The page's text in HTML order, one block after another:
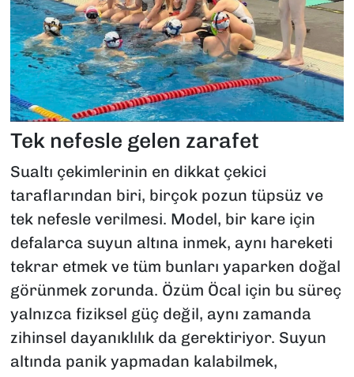
Tek nefesle gelen zarafet
Sualtı çekimlerinin en dikkat çekici
taraflarından biri, birçok pozun tüpsüz ve
tek nefesle verilmesi. Model, bir kare için
defalarca suyun altına inmek, aynı hareketi
tekrar etmek ve tüm bunları yaparken doğal
görünmek zorunda. Özüm Öcal için bu süreç
yalnızca fiziksel güç değil, aynı zamanda
zihinsel dayanıklılık da gerektiriyor. Suyun
altında panik yapmadan kalabilmek,